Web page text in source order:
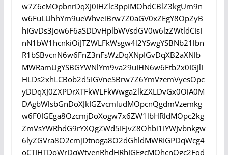
w7Z6cMOpbnrDqXJ0IHZlc3ppIMOhdCBlZ3kgUm9n
w6FuLUhhYm9ueWhveiBrw7Z0aGV0xZEgY8OpZyB
hIGvDs3Jow6F6aSDDvHplbWVsdGV0w6lzZWtldCIsI
nN1bW1hcnkiOiJTZWLFkWsgw4l2YSwgYSBNb21lbn
R1bSBvcnN6w6FnZ3nFsWzDqXNpIGvDqXB2aXNlb
MWRamUgYSBGYWNlYm9va29uIHN6w6Ftb2x0IGJlI
HLDs2xhLCBob2d5IGVneSBrw7Z6YmVzemVyesOpc
yDDqXJ0ZXPDrXTFkWLFkWwga2lkZXLDvGx0OiA0M
DAgbWlsbGnDoXJkIGZvcmludMOpcnQgdmVzemkg
w6F0IGEga8OzcmjDoXogw7x6ZW1lbHRldMOpc2kg
ZmVsYWRhdG9rYXQgZWd5IFJvZ8Ohbi1IYWJvbnkgw
6lyZGVra8O2cmjDtnoga8O2dGhldMWRIGPDqWcg4
oCTIHTDoWrDqWtvenRhdHRhIGEgcMOhcnQgc2Fqd